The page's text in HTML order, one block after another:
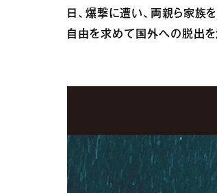
日、爆撃に遭い、両親ら家族
自由を求めて国外への脱出